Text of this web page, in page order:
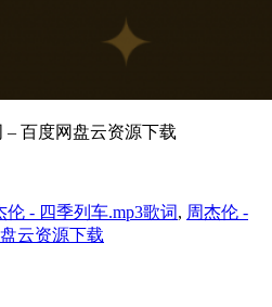
– 百度网盘云资源下载
伦 - 四季列车.mp3歌词, 周杰伦 -
云资源下载